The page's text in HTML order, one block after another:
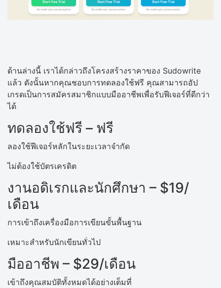
ด้านล่างนี้ เราได้กล่าวถึงโครงสร้างราคาของ Sudowrite
แล้ว ดังนั้นหากคุณชอบการทดลองใช้ฟรี คุณสามารถอัป
เกรดเป็นการสมัครสมาชิกแบบมืออาชีพเพื่อรับฟีเจอร์ที่ดีกว่า
ได้
ทดลองใช้ฟรี – ฟรี
ลองใช้ฟีเจอร์หลักในระยะเวลาจำกัด
ไม่ต้องใช้บัตรเครดิต
งานอดิเรกและนักศึกษา – $19/
เดือน
การเข้าถึงเครื่องมือการเขียนขั้นพื้นฐาน
เหมาะสำหรับนักเขียนทั่วไป
มืออาชีพ – $29/เดือน
เข้าถึงคุณสมบัติทั้งหมดได้อย่างเต็มที่